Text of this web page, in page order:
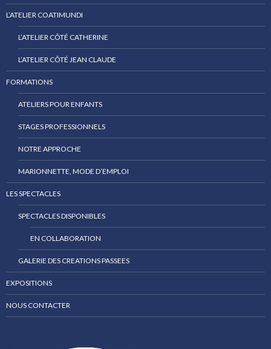
L’ATELIER COATIMUNDI
L’ATELIER CÔTÉ CATHERINE
L’ATELIER CÔTÉ JEAN CLAUDE
FORMATIONS
ATELIERS POUR ENFANTS
STAGES PROFESSIONNELS
NOTRE APPROCHE
MARIONNETTE, MODE D’EMPLOI
LES SPECTACLES
SPECTACLES DISPONIBLES
EN COLLABORATION
GALERIE DES CREATIONS PASSEES
EXPOSITIONS
NOUS CONTACTER